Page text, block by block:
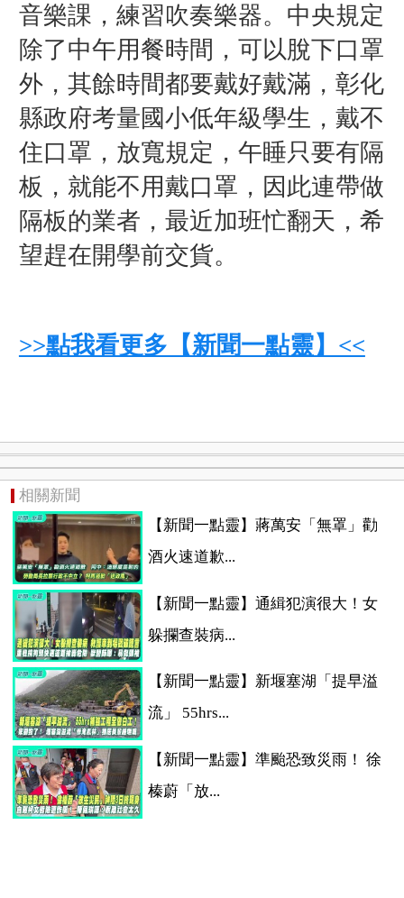
音樂課，練習吹奏樂器。中央規定
除了中午用餐時間，可以脫下口罩
外，其餘時間都要戴好戴滿，彰化
縣政府考量國小低年級學生，戴不
住口罩，放寬規定，午睡只要有隔
板，就能不用戴口罩，因此連帶做
隔板的業者，最近加班忙翻天，希
望趕在開學前交貨。
>>點我看更多【新聞一點靈】<<
相關新聞
【新聞一點靈】蔣萬安「無罩」勸
酒火速道歉...
【新聞一點靈】通緝犯演很大！女
躲攔查裝病...
【新聞一點靈】新堰塞湖「提早溢
流」 55hrs...
【新聞一點靈】準颱恐致災雨！ 徐
榛蔚「放...